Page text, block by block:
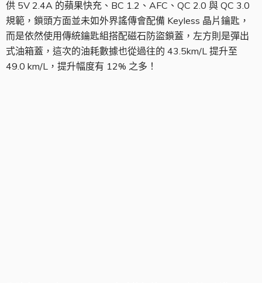
供 5V 2.4A 的蘋果快充、BC 1.2、AFC、QC 2.0 與 QC 3.0
規範，鎖頭方面並未如外界謠傳會配備 Keyless 晶片鑰匙，
而是依然使用傳統鑰匙組搭配磁石防盜鎖蓋，左方則是彈出
式油箱蓋，這次的油耗數據也從過往的 43.5km/L 提升至
49.0 km/L，提升幅度有 12% 之多！